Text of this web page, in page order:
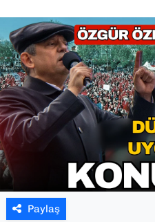
Paylaş
YEREL YÖNETİMLER